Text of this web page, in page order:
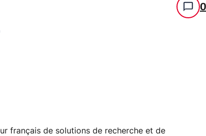
0
français de solutions de recherche et de